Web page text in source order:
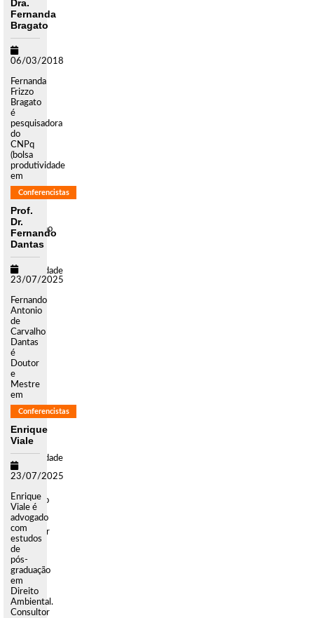
Dra.
Fernanda
Bragato
06/03/2018
Fernanda
Frizzo
Bragato
é
pesquisadora
do
CNPq
(bolsa
produtividade
em
pesquisa
nível
2).
Possui
Graduação
em
Direito
Universidade
Federal
Grande
do [...]
Conferencistas
Prof.
Dr.
Fernando
Dantas
23/07/2025
Fernando
Antonio
de
Carvalho
Dantas
é
Doutor
e
Mestre
em
Direito
das
Relações
Sociais
Universidade
Federal
do
Graduado
em
Direito.
Professor
Titula
[...]
Conferencistas
Enrique
Viale
23/07/2025
Enrique
Viale é
advogado
com
estudos
de
pós-
graduação
em
Direito
Ambiental.
Consultor